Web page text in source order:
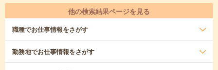
他の検索結果ページを見る
職種でお仕事情報をさがす
勤務地でお仕事情報をさがす